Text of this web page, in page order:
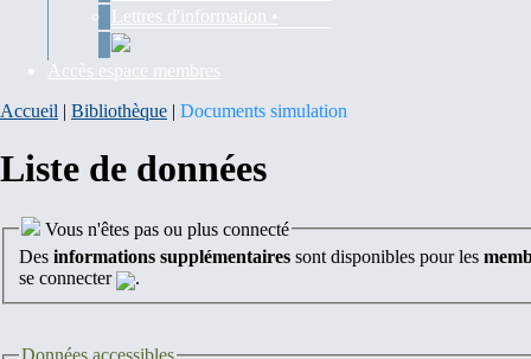
Lettres d'information •
Accès espace membres
Accueil | Bibliothèque | Documents simulation
Liste de données
Vous n'êtes pas ou plus connecté
Des informations supplémentaires sont disponibles pour les
se connecter
.
Données accessibles